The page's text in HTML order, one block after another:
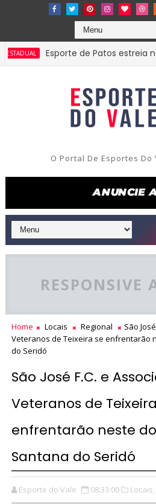
Esporte de Patos estreia neste
O Portal De Esportes Do
RESPONSIVE
Home Locais Regional
São
Veteranos de Teixeira se enfrentarão
do Seridó
São José F.C. e
Veteranos de
enfrentarão neste
Santana do Seridó
Esporte do Vale 08:33:00 Locais,